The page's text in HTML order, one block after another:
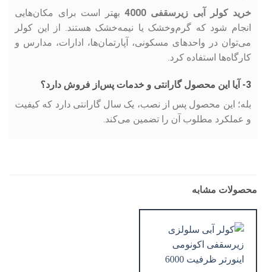
خرید کولر آبی زیرسقفی 4000
بهتر است برای مکان‌هایی
انجام شود که گرم‌وخشک یا نیمه‌خشک هستند. از این کولر
می‌توان در واحدهای مسکونی، آپارتمان‌ها، ادارات، مدارس و
کارگاه‌ها استفاده کرد.
3- آیا این محصول گارانتی و خدمات پس‌از فروش دارد؟
بله؛ این محصول پس از نصب، یک سال گارانتی دارد که کیفیت
و عملکرد مطلوب آن را تضمین می‌کند.
محصولات مشابه